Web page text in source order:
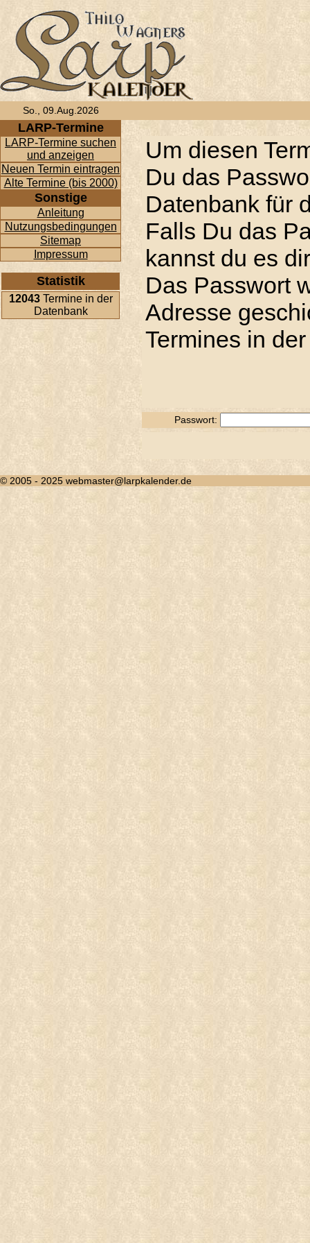
So., 09.Aug.2026
LARP-Termine
LARP-Termine suchen
und anzeigen
Neuen Termin eintragen
Alte Termine (bis 2000)
Sonstige
Anleitung
Nutzungsbedingungen
Sitemap
Impressum
Statistik
12043Termine in der
Datenbank
Um diesen
Du das
Datenbank für
Falls Du das
kannst du es
Das Passwort
Adresse
Termines in
Passwort:
© 2005 - 2025 webmaster@larpkalender.de